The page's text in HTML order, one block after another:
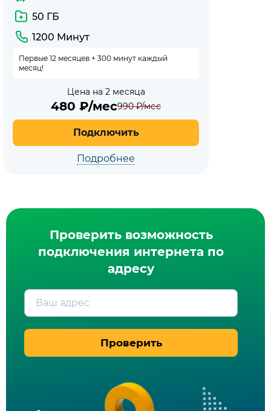
50 ГБ
1200 Минут
Первые 12 месяцев + 300 минут каждый
месяц!
Цена на 2 месяца
480 ₽/мес990₽/мес
Подключить
Подробнее
Проверить возможность
подключения интернета по
адресу
Ваш адрес
Проверить